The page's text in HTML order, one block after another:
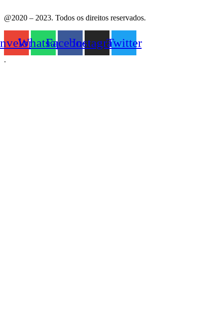
@2020 – 2023. Todos os direitos reservados.
WhatsappFacebookInstagramTwitter
.